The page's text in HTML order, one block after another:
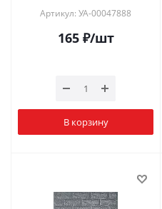
Артикул: УА-00047888
165₽/шт
В корзину